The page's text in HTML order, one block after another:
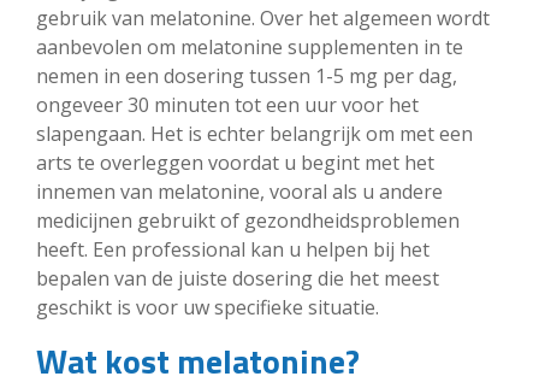
gebruik van melatonine. Over het algemeen wordt
aanbevolen om melatonine supplementen in te
nemen in een dosering tussen 1-5 mg per dag,
ongeveer 30 minuten tot een uur voor het
slapengaan. Het is echter belangrijk om met een
arts te overleggen voordat u begint met het
innemen van melatonine, vooral als u andere
medicijnen gebruikt of gezondheidsproblemen
heeft. Een professional kan u helpen bij het
bepalen van de juiste dosering die het meest
geschikt is voor uw specifieke situatie.
Wat kost melatonine?